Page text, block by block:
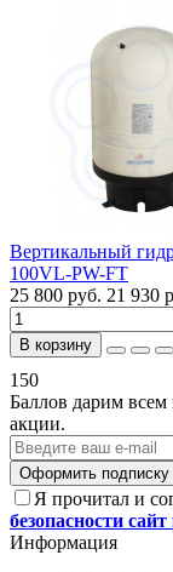
Вертикальный
100VL-PW-FT
25 800 руб. 21 930
В корзину
150
Баллов дарим
акции.
Оформить подписку
Я прочитал и
безопасности
Информация